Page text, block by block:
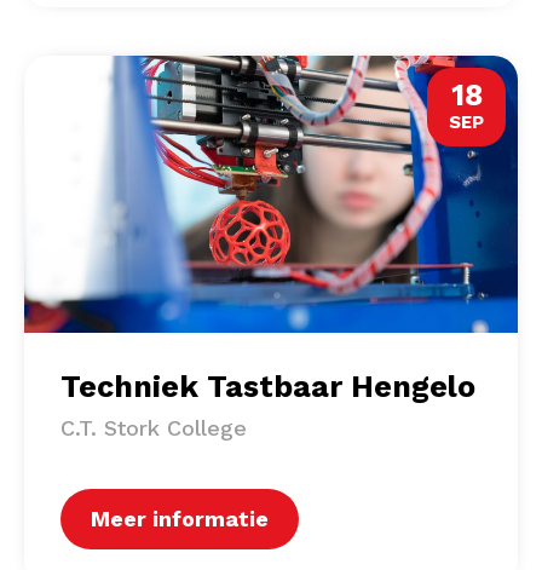
18
SEP
Techniek Tastbaar Hengelo
C.T. Stork College
Meer informatie